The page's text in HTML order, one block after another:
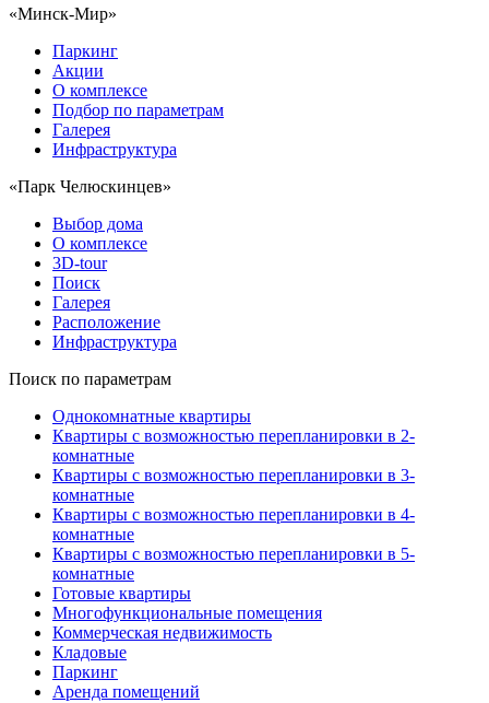
«Минск-Мир»
Паркинг
Акции
О комплексе
Подбор по параметрам
Галерея
Инфраструктура
«Парк Челюскинцев»
Выбор дома
О комплексе
3D-tour
Поиск
Галерея
Расположение
Инфраструктура
Поиск по параметрам
Однокомнатные квартиры
Квартиры с возможностью перепланировки в 2-
комнатные
Квартиры с возможностью перепланировки в 3-
комнатные
Квартиры с возможностью перепланировки в 4-
комнатные
Квартиры с возможностью перепланировки в 5-
комнатные
Готовые квартиры
Многофункциональные помещения
Коммерческая недвижимость
Кладовые
Паркинг
Аренда помещений